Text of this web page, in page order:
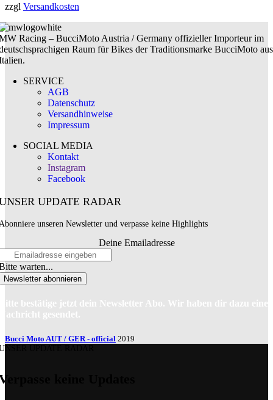
zzgl Versandkosten
Racing – BucciMoto Austria / Germany offizieller Importeur im
Raum für Bikes der Traditionsmarke BucciMoto aus
SERVICE
AGB
Datenschutz
Versandhinweise
Impressum
SOCIAL MEDIA
Kontakt
Instagram
Facebook
UPDATE RADAR
unseren Newsletter und verpasse keine Highlights
Deine Emailadresse
warten...
Newsletter abonnieren
bestätige jetzt dein Newsletter Abo. Wir haben dir dazu eine
gesendet.
Bucci Moto AUT / GER - official 2019
UPDATE RADAR
keine Updates